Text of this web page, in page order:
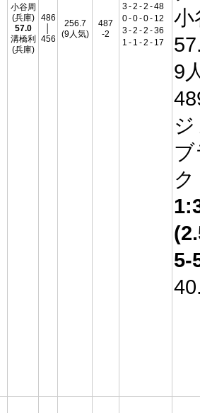
小谷周
(兵庫)
57.0
溝橋利
(兵庫)
486
456
256.7
(9人気)
487
-2
3-2 -2 -48
0-0-0- 12
3-2 -2 -36
1 - 1 -2 - 17
9
ク
5-